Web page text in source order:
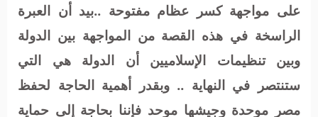
على مواجهة كسر عظام مفتوحة ..بيد أن العبرة
الراسخة في هذه القصة من المواجهة بين الدولة
وبين تنظيمات الإسلاميين أن الدولة هي التي
ستنتصر في النهاية .. وبقدر أهمية الحاجة لحفظ
مصر موحدة وجيشها موحد فإننا بحاجة إلى حماية